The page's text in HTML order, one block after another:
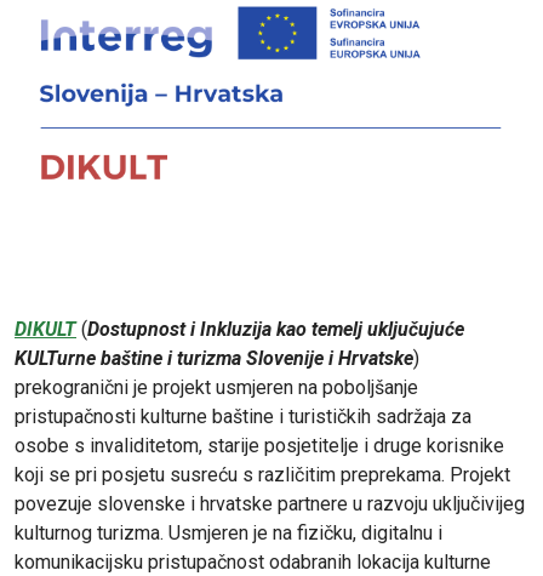
DIKULT(Dostupnost i Inkluzija kao temelj uključujuće
KULTurne baštine i turizma Slovenije i Hrvatske)
prekogranični je projekt usmjeren na poboljšanje
pristupačnosti kulturne baštine i turističkih sadržaja za
osobe s invaliditetom, starije posjetitelje i druge korisnike
koji se pri posjetu susreću s različitim preprekama. Projekt
povezuje slovenske i hrvatske partnere u razvoju uključivijeg
kulturnog turizma. Usmjeren je na fizičku, digitalnu i
komunikacijsku pristupačnost odabranih lokacija kulturne